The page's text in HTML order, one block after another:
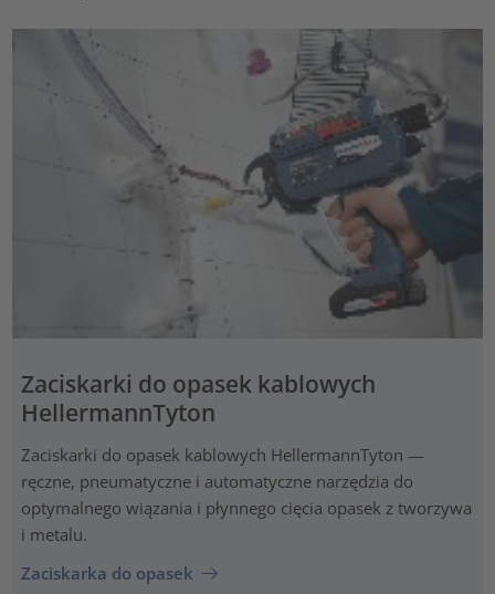
Zaciskarki do opasek kablowych
HellermannTyton
Zaciskarki do opasek kablowych HellermannTyton —
ręczne, pneumatyczne i automatyczne narzędzia do
optymalnego wiązania i płynnego cięcia opasek z tworzywa
i metalu.
Zaciskarka do opasek